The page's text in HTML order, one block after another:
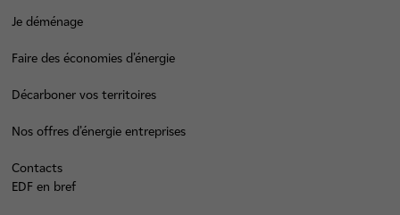
Je déménage
Faire des économies d’énergie
Décarboner vos territoires
Nos offres d’énergie entreprises
Contacts
EDF en bref